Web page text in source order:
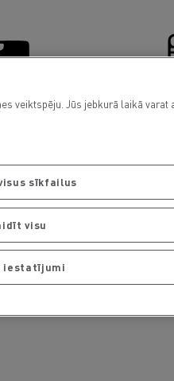
veiktspēju. Jūs jebkurā laikā
sīkfailus
visu
iestatījumi